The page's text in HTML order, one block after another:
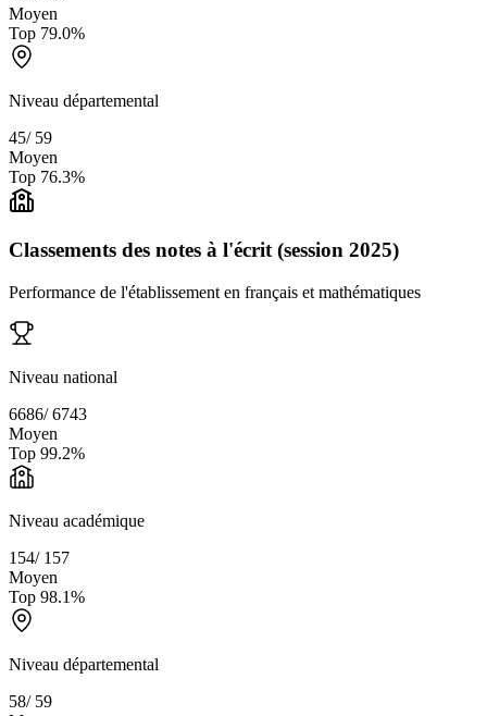
Moyen
Top 79.0%
Niveau départemental
45/ 59
Moyen
Top 76.3%
Classements des notes à l'écrit (session 2025)
Performance de l'établissement en français et mathématiques
Niveau national
6686/6743
Moyen
Top 99.2%
Niveau académique
154/ 157
Moyen
Top 98.1%
Niveau départemental
58/ 59